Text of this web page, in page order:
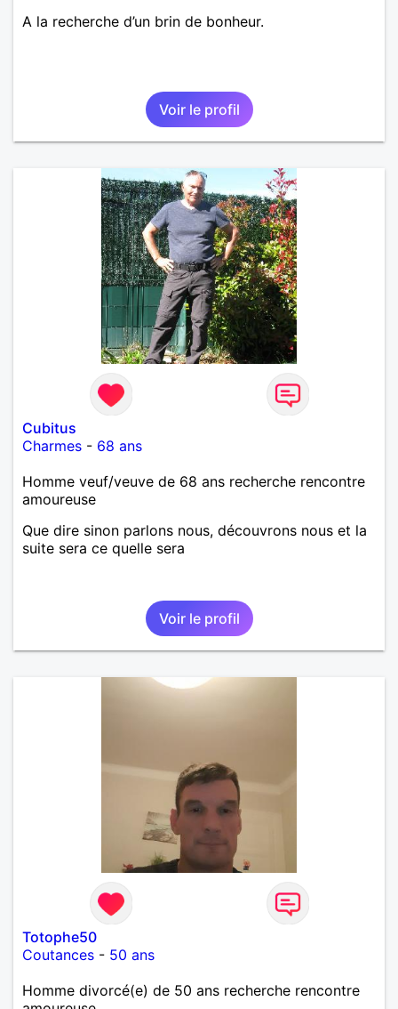
A la recherche d’un brin de bonheur.
Voir le profil
Cubitus
Charmes - 68 ans
Homme veuf/veuve de 68 ans recherche rencontre
amoureuse
Que dire sinon parlons nous, découvrons nous et la
suite sera ce quelle sera
Voir le profil
Totophe50
Coutances - 50 ans
Homme divorcé(e) de 50 ans recherche rencontre